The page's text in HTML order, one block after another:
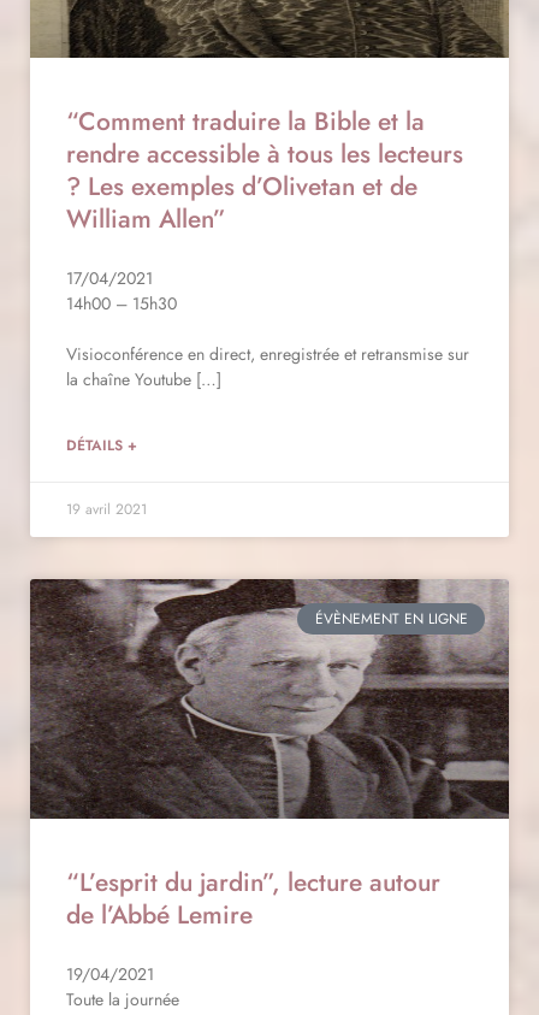
“Comment traduire la Bible et la
rendre accessible à tous les lecteurs
? Les exemples d’Olivetan et de
William Allen”
17/04/2021
14h00 – 15h30
Visioconférence en direct, enregistrée et retransmise sur
la chaîne Youtube […]
DÉTAILS +
19 avril 2021
ÉVÈNEMENT EN LIGNE
“L’esprit du jardin”, lecture autour
de l’Abbé Lemire
19/04/2021
Toute la journée